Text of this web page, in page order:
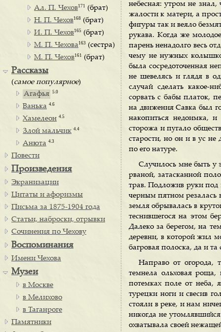
небесная: утром не знал,
жалости к матери, а
фигуры так и веяло
рукава. Когда же
парень ненадолго весь
чему не нужных
была сосредоточенная
не шевелясь и глядя в
случай сделать какое-
сорвать с бабы платок,
на движения Савка был
накопиться недоимка,
сторожа и пугало
старости, но он и в ус не
по его натуре.
Случилось мне быть у
рваной, затасканной
трав. Подложив руки под
черным пятном резалась
земля обрывалась в
теснившегося на этом
Далеко за берегом, на
деревни, в которой жил
багровая полоска, да и
Направо от огорода,
темнела ольховая роща,
потемках поле от неба,
турецки ноги и свесив
стояли в реке, и нам
никогда не
охватывала своей
Ал. П. Чехов171 (брат)
Н. П. Чехов168 (брат)
И. П. Чехов165 (брат)
М. П. Чехова 163 (сестра)
М. П. Чехов161 (брат)
Рассказы
(самое популярное)
Агафья 5.0
Ванька 4.6
Хамелеон 4.5
Злой мальчик 4.4
Анюта 4.3
Повести
Произведения
Экранизации
Цитаты и афоризмы
Письма за 1875-1904 года
Статьи, наброски, отрывки
Сочинения по Чехову
Воспоминания
Имени Чехова
Музеи
в Москве
в Мелихово
в Таганроге
Памятники